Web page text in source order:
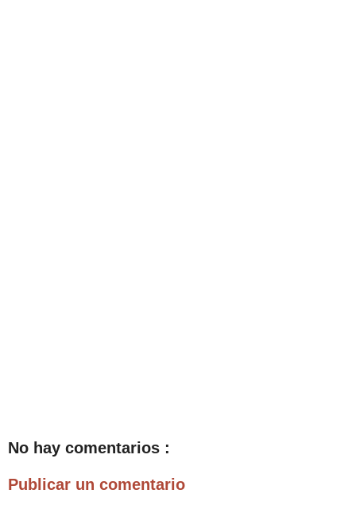
No hay comentarios :
Publicar un comentario